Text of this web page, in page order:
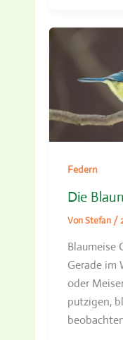
Federn
Die
VonStefan /
Blaumeise
Gerade im
oder
putzigen,